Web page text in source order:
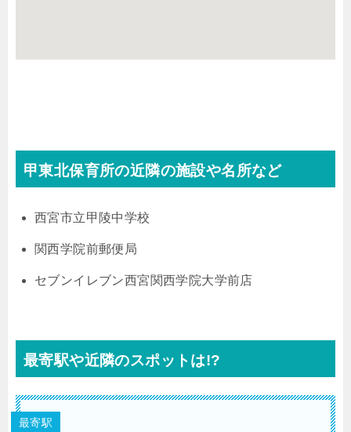
甲東北保育所の近隣の施設や名所など
西宮市立甲陵中学校
関西学院前郵便局
セブンイレブン西宮関西学院大学前店
最寄駅や近隣のスポットは!?
最寄駅